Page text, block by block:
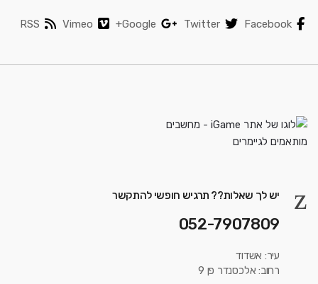
Facebook
Twitter
Google+
Vimeo
RSS
יש לך שאלות?? תרגיש חופשי להתקשר
052-7907809
עיר: אשדוד
רחוב: אלכסנדר פן 9